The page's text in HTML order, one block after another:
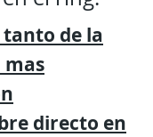
de la
directo en